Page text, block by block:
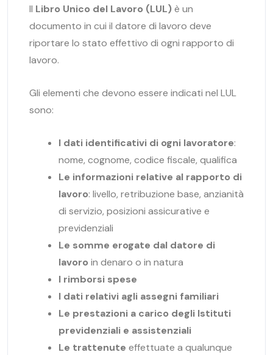
Il Libro Unico del Lavoro (LUL) è un
documento in cui il datore di lavoro deve
riportare lo stato effettivo di ogni rapporto di
lavoro.
Gli elementi che devono essere indicati nel LUL
sono:
I dati identificativi di ogni lavoratore:
nome, cognome, codice fiscale, qualifica
Le informazioni relative al rapporto di
lavoro: livello, retribuzione base, anzianità
di servizio, posizioni assicurative e
previdenziali
Le somme erogate dal datore di
lavoro in denaro o in natura
I rimborsi spese
I dati relativi agli assegni familiari
Le prestazioni a carico degli Istituti
previdenziali e assistenziali
Le trattenute effettuate a qualunque